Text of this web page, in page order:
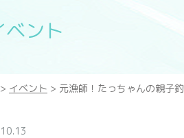
ント
> イベント > 元漁師！たっちゃんの親子